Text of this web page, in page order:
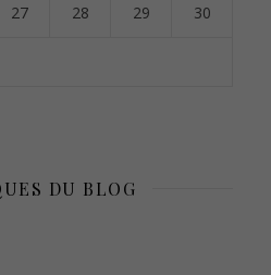
27 28 29 30
DU BLOG